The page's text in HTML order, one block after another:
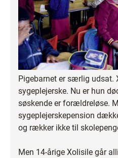
Pigebarnet er særlig udsat.
sygeplejerske. Nu er hun
søskende er forældreløse.
sygeplejerskepension
og rækker ikke til
Men 14-årige Xolisile går